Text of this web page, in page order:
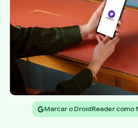
Marcar o DroidReader